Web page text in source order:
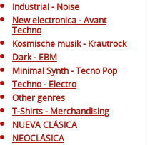
Industrial - Noise
New electronica - Avant
Techno
Kosmische musik - Krautrock
Dark - EBM
Minimal Synth - Tecno Pop
Techno - Electro
Other genres
T-Shirts - Merchandising
NUEVA CLÁSICA
NEOCLÁSICA